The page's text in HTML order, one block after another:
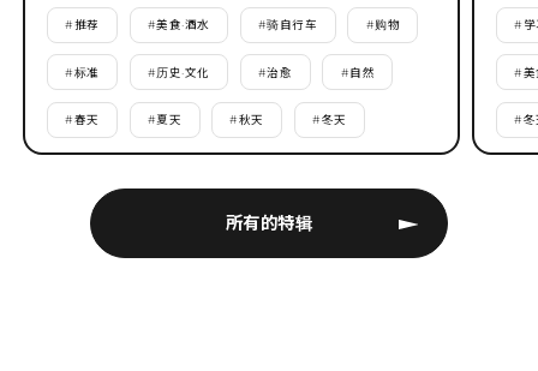
所有的特辑
#推荐 #美食·酒水 #骑自行车 #购物
#标准 #历史·文化 #治愈 #自然
#春天 #夏天 #秋天 #冬天
# 学
#美
#冬